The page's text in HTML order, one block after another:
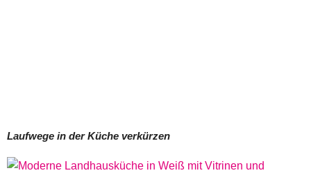
Laufwege in der Küche verkürzen